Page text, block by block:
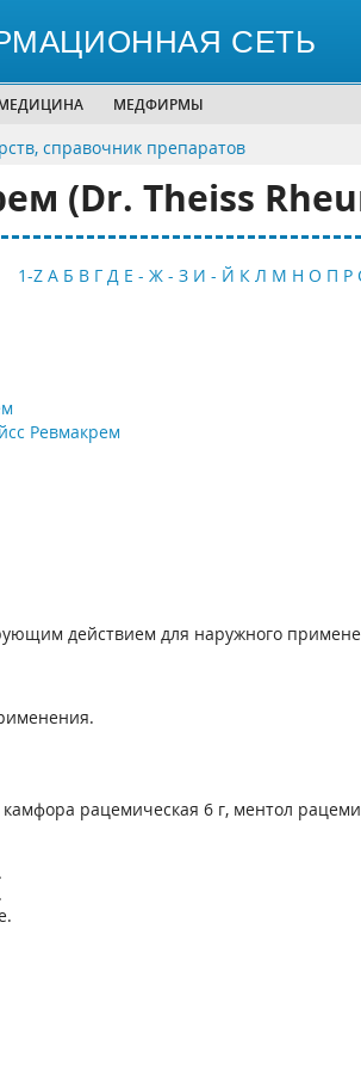
СЕТЬ
МЕДФИРМЫ
справочник препаратов
(Dr. Theiss
1-Z А Б В Г Д Е - Ж - З И - Й К Л М Н О П Р
Ревмакрем
действием для наружного
камфора рацемическая 6 г, ментол